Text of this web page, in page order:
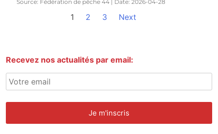
Source: Fédération de pêche 44 Date: 2026-04-28
1 2 3 Next
Recevez nos actualités par email: